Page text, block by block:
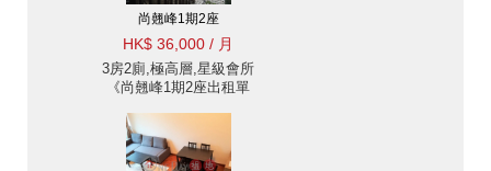
尚翹峰1期2座
HK$ 36,000 / 月
3房2廁,極高層,星級會所
《尚翹峰1期2座出租單